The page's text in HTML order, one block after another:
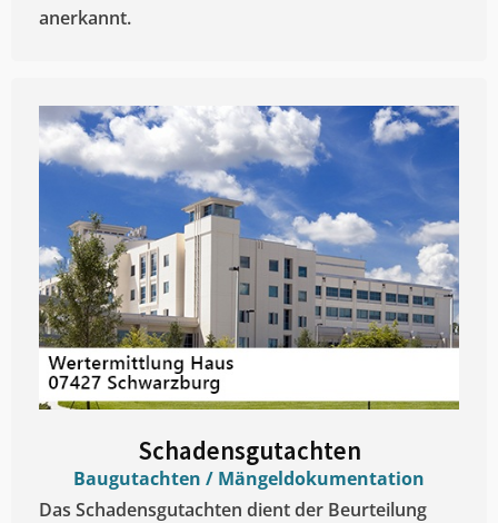
anerkannt.
Schadensgutachten
Baugutachten / Mängeldokumentation
Das Schadensgutachten dient der Beurteilung